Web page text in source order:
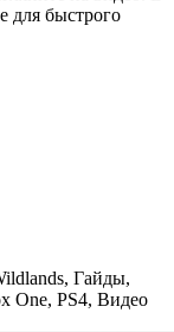
для быстрого
, Гайды,
One, PS4, Видео